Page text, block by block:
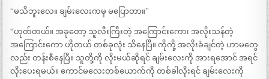
“မသိဘူးလေ။ ချမ်းလေးကမှ မပြောတာ။”
“ဟုတ်တယ်။ အခုတော့ သူလီးကြီးတဲ့ အကြောင်းကော၊ အလိုးသန်တဲ့
အကြောင်းကော ဟိုတယ် တစ်ခုလုံး သိနေပြီ။ ကိုကို့ အလိုးခံချင်တဲ့ ဟာမတွေ
လည်း တန်းစီနေပြီ။ သူတို့ကို လိုးမယ်ဆိုရင် ချမ်းလေးကို အားရအောင် အရင်
လိုးပေးရမယ်။ ကောင်မလေးတစ်ယောက်ကို တစ်ခါလိုးရင် ချမ်းလေးကို